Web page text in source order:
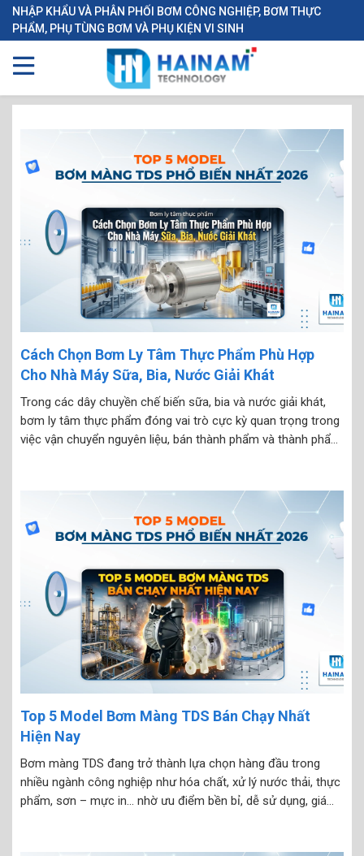
NHẬP KHẨU VÀ PHÂN PHỐI BƠM CÔNG NGHIỆP, BƠM THỰC
PHẨM, PHỤ TÙNG BƠM VÀ PHỤ KIỆN VI SINH
Cách Chọn Bơm Ly Tâm Thực Phẩm Phù Hợp
Cho Nhà Máy Sữa, Bia, Nước Giải Khát
Trong các dây chuyền chế biến sữa, bia và nước giải khát,
bơm ly tâm thực phẩm đóng vai trò cực kỳ quan trọng trong
việc vận chuyển nguyên liệu, bán thành phẩm và thành phẩm.
Top 5 Model Bơm Màng TDS Bán Chạy Nhất
Hiện Nay
Bơm màng TDS đang trở thành lựa chọn hàng đầu trong
nhiều ngành công nghiệp như hóa chất, xử lý nước thải, thực
phẩm, sơn – mực in… nhờ ưu điểm bền bỉ, dễ sử dụng, giá